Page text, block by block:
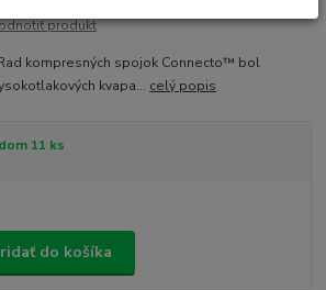
produkt
Rad kompresných spojok Connecto™ bol
kvapa... celý popis
11 ks
do košíka